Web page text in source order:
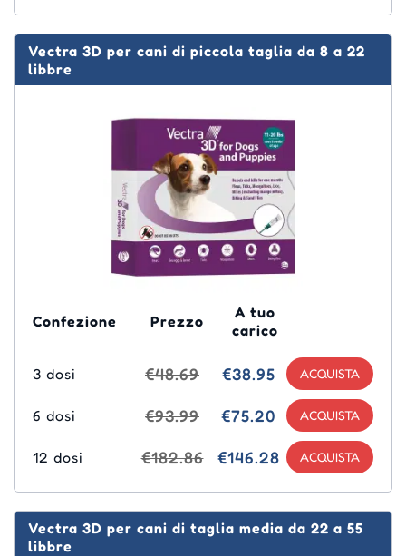
Vectra 3D per cani di piccola taglia da 8 a 22
libbre
Confezione Prezzo
A tuo
carico
3 dosi €48.69 €38.95
6 dosi €93.99 €75.20
12 dosi €182.86 €146.28
Vectra 3D per cani di taglia media da 22 a 55
libbre